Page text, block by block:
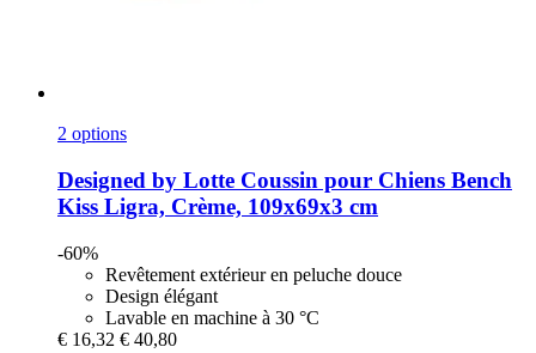
2 options
Designed by Lotte Coussin pour Chiens Bench
Kiss Ligra, Crème, 109x69x3 cm
-60%
Revêtement extérieur en peluche douce
Design élégant
Lavable en machine à 30 °C
€ 16,32 € 40,80